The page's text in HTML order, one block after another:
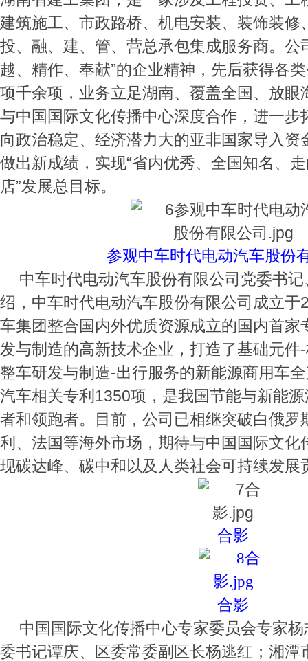
建筑施工、市政路桥、机电安装、装饰装修
投、融、建、管、营总承包集成服务商。公
越、精作、奉献”的企业精神，先后获得各
项千余项，业务立足湖南、覆盖全国、放眼
与中国国际文化传播中心深度合作，进一步
向政治稳定、经济潜力大的亚非国家导入资
做出新成绩，实现“省内优秀、全国知名、
店”发展总目标。
参观中车时代电动汽车股份
中车时代电动汽车股份有限公司党委书
绍，中车时代电动汽车股份有限公司成立于
车集团整合国内外优质资源成立的国内首家
发与制造的高新技术企业，打造了基础元件
整车研发与制造-出行服务的新能源商用车
汽车相关专利1350项，是我国节能与新能
者和领跑者。目前，公司已相继突破白俄罗
利、法国等海外市场，期待与中国国际文化
现碳达峰、碳中和以及人类社会可持续发展
合影
合影
中国国际文化传播中心专家委员会专家
委书记谭庆、区委常委副区长杨逃红；湘潭